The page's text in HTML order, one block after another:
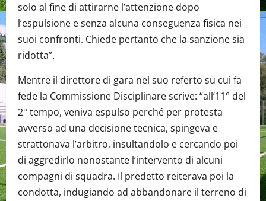
solo al fine di attirarne l’attenzione dopo
l’espulsione e senza alcuna conseguenza fisica nei
suoi confronti. Chiede pertanto che la sanzione sia
ridotta”.
Mentre il direttore di gara nel suo referto su cui fa
fede la Commissione Disciplinare scrive: “all’11° del
2° tempo, veniva espulso perché per protesta
avverso ad una decisione tecnica, spingeva e
strattonava l’arbitro, insultandolo e cercando poi
di aggredirlo nonostante l’intervento di alcuni
compagni di squadra. Il predetto reiterava poi la
condotta, indugiando ad abbandonare il terreno di